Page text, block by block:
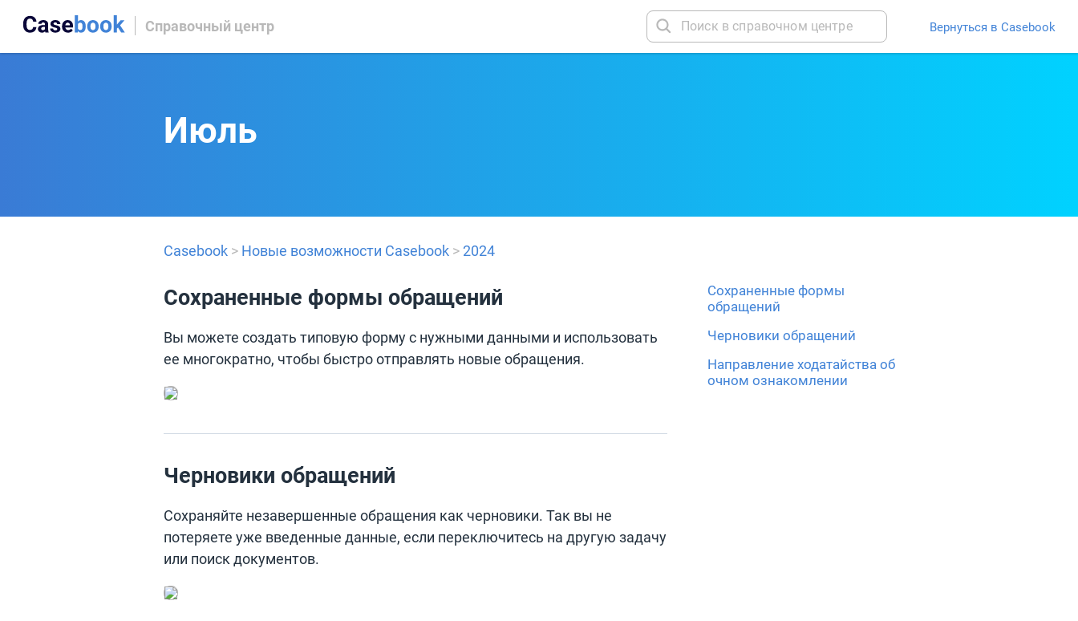
Справочный центр Вернуться в Casebook
Июль
Casebook > Новые возможности Casebook >2024
Сохраненные формы обращений
Вы можете создать типовую форму с нужными данными и использовать
ее многократно, чтобы быстро отправлять новые обращения.
Черновики обращений
Сохраняйте незавершенные обращения как черновики. Так вы не
потеряете уже введенные данные, если переключитесь на другую задачу
или поиск документов.
Сохраненные формы
обращений
Черновики обращений
Направление ходатайства об
очном ознакомлении